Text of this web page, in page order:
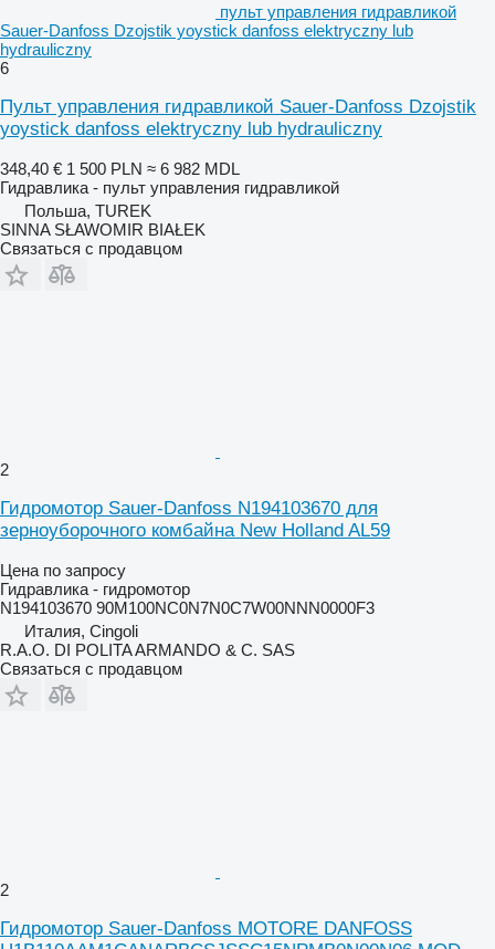
пульт управления гидравликой
Sauer-Danfoss Dzojstik yoystick danfoss elektryczny lub
hydrauliczny
6
Пульт управления гидравликой Sauer-Danfoss Dzojstik
yoystick danfoss elektryczny lub hydrauliczny
348,40 € 1 500 PLN ≈ 6 982 MDL
Гидравлика - пульт управления гидравликой
Польша, TUREK
SINNA SŁAWOMIR BIAŁEK
Связаться с продавцом
2
Гидромотор Sauer-Danfoss N194103670 для
зерноуборочного комбайна New Holland AL59
Цена по запросу
Гидравлика - гидромотор
N194103670 90M100NC0N7N0C7W00NNN0000F3
Италия, Cingoli
R.A.O. DI POLITA ARMANDO & C. SAS
Связаться с продавцом
2
Гидромотор Sauer-Danfoss MOTORE DANFOSS